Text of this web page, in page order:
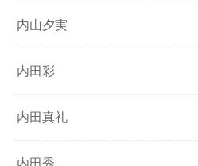
内山夕実
内田彩
内田真礼
内田秀